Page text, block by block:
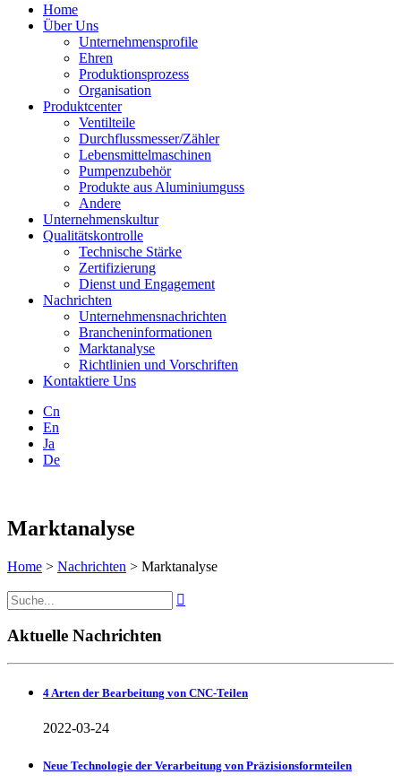
Home
Über Uns
Unternehmensprofile
Ehren
Produktionsprozess
Organisation
Produktcenter
Ventilteile
Durchflussmesser/Zähler
Lebensmittelmaschinen
Pumpenzubehör
Produkte aus Aluminiumguss
Andere
Unternehmenskultur
Qualitätskontrolle
Technische Stärke
Zertifizierung
Dienst und Engagement
Nachrichten
Unternehmensnachrichten
Brancheninformationen
Marktanalyse
Richtlinien und Vorschriften
Kontaktiere Uns
Cn
En
Ja
De
Marktanalyse
Home > Nachrichten > Marktanalyse

Aktuelle Nachrichten
4 Arten der Bearbeitung von CNC-Teilen
2022-03-24
Neue Technologie der Verarbeitung von Präzisionsformteilen